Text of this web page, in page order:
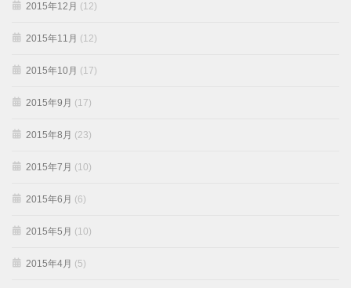
2015年12月 (12)
2015年11月 (12)
2015年10月 (17)
2015年9月 (17)
2015年8月 (23)
2015年7月 (10)
2015年6月 (6)
2015年5月 (10)
2015年4月 (5)